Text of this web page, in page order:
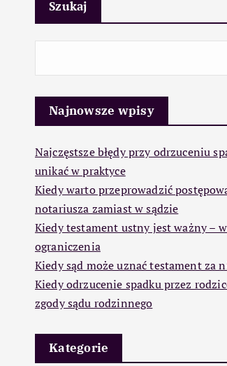
Szukaj
Najnowsze wpisy
Najczęstsze błędy przy odrzuceniu
unikać w praktyce
Kiedy warto przeprowadzić
notariusza zamiast w sądzie
Kiedy testament ustny jest ważny –
ograniczenia
Kiedy sąd może uznać testament za
Kiedy odrzucenie spadku przez
zgody sądu rodzinnego
Kategorie